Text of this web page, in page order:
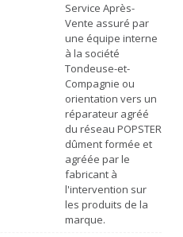
Service Après-
Vente assuré par
une équipe interne
à la société
Tondeuse-et-
Compagnie ou
orientation vers un
réparateur agréé
du réseau POPSTER
dûment formée et
agréée par le
fabricant à
l'intervention sur
les produits de la
marque.